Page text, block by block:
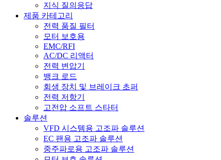
지식 질의응답
제품 카테고리
전력 품질 필터
모터 보호용
EMC/RFI
AC/DC 리액터
전력 변압기
뱅크 로드
회생 장치 및 브레이크 초퍼
전력 저항기
고전압 소프트 스타터
솔루션
VFD 시스템용 고조파 솔루션
EC 팬용 고조파 솔루션
중주파로용 고조파 솔루션